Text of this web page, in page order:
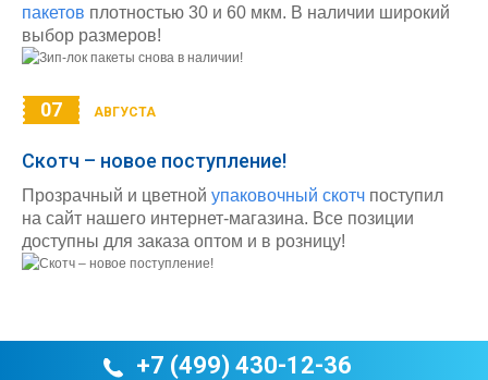
пакетов плотностью 30 и 60 мкм. В наличии широкий
выбор размеров!
07 АВГУСТА
Скотч – новое поступление!
Прозрачный и цветной упаковочный скотч поступил
на сайт нашего интернет-магазина. Все позиции
доступны для заказа оптом и в розницу!
+7 (499) 430-12-36